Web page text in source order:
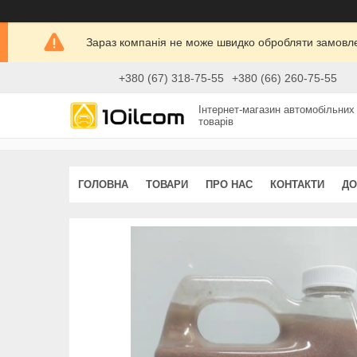
Зараз компанія не може швидко обробляти
+380 (67) 318-75-55 +380 (66) 260-75-55
Інтернет-магазин автомобільних
товарів
ГОЛОВНА ТОВАРИ ПРО НАС КОНТАКТИ